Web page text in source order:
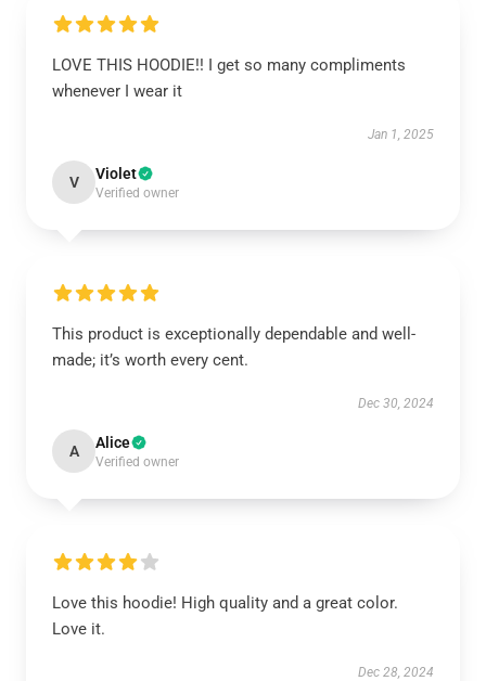
LOVE THIS HOODIE!! I get so many compliments
whenever I wear it
Jan 1, 2025
V Violet
Verified owner
This product is exceptionally dependable and well-
made; it’s worth every cent.
Dec 30, 2024
A Alice
Verified owner
Love this hoodie! High quality and a great color.
Love it.
Dec 28, 2024